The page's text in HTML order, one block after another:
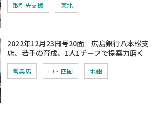
取引先支援 東北
2022年12月23日号20面 広島銀行八本松支
店、若手の育成、1人1チーフで提案力磨く
営業店 中・四国 地銀